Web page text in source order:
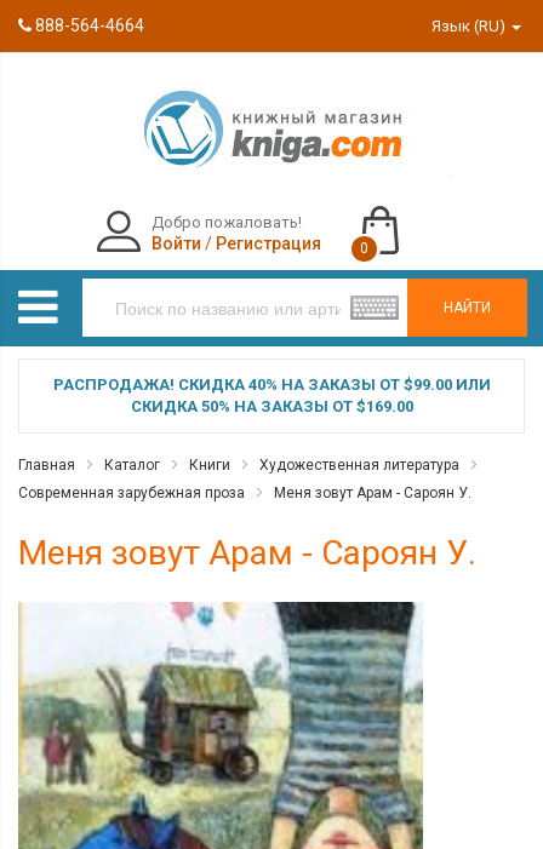
888-564-4664 Язык (RU)
НАЙТИ
Добро пожаловать!
Войти / Регистрация 0
РАСПРОДАЖА! СКИДКА 40% НА ЗАКАЗЫ ОТ $99.00 ИЛИ
СКИДКА 50% НА ЗАКАЗЫ ОТ $169.00
Главная Каталог Книги
Художественная литература
Современная зарубежная проза
Меня зовут Арам - Сароян У.
Меня зовут Арам - Сароян У.